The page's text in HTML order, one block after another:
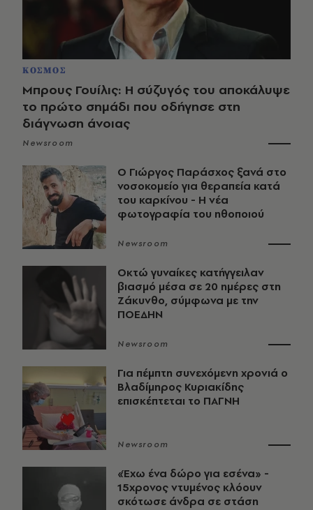
ΚΟΣΜΟΣ
Μπρους Γουίλις: Η σύζυγός του αποκάλυψε
το πρώτο σημάδι που οδήγησε στη
διάγνωση άνοιας
Newsroom
O Γιώργος Παράσχος ξανά στο
νοσοκομείο για θεραπεία κατά
του καρκίνου - Η νέα
φωτογραφία του ηθοποιού
Newsroom
Οκτώ γυναίκες κατήγγειλαν
βιασμό μέσα σε 20 ημέρες στη
Ζάκυνθο, σύμφωνα με την
ΠΟΕΔΗΝ
Newsroom
Για πέμπτη συνεχόμενη χρονιά ο
Βλαδίμηρος Κυριακίδης
επισκέπτεται το ΠΑΓΝΗ
Newsroom
«Έχω ένα δώρο για εσένα» -
15χρονος ντυμένος κλόουν
σκότωσε άνδρα σε στάση